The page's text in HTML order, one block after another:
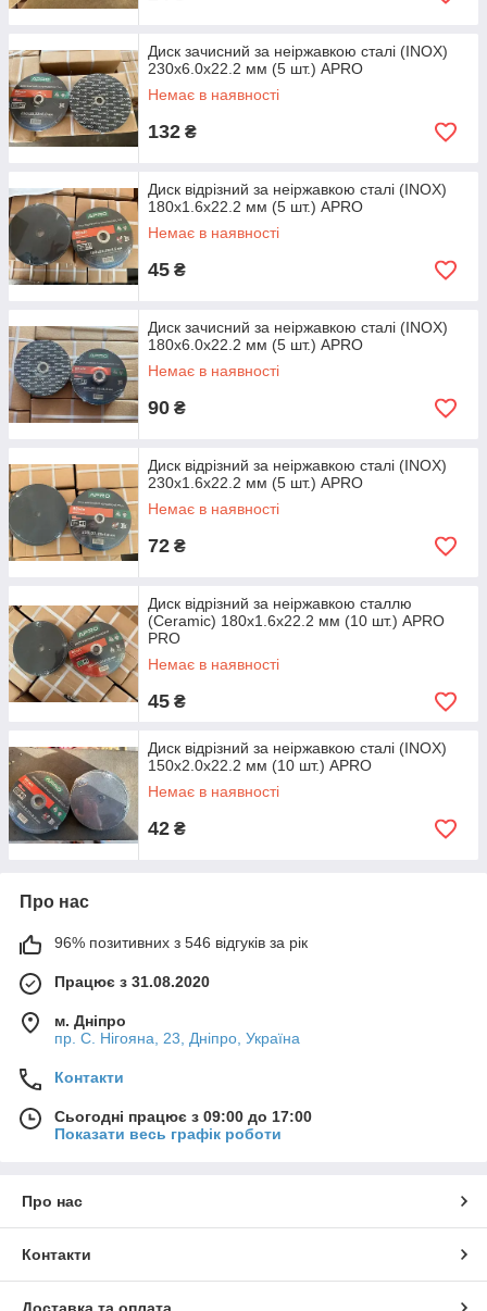
Диск зачисний за неіржавкою сталі (INOX)
230х6.0х22.2 мм (5 шт.) APRO
Немає в наявності
132 ₴
Диск відрізний за неіржавкою сталі (INOX)
180х1.6х22.2 мм (5 шт.) APRO
Немає в наявності
45 ₴
Диск зачисний за неіржавкою сталі (INOX)
180х6.0х22.2 мм (5 шт.) APRO
Немає в наявності
90 ₴
Диск відрізний за неіржавкою сталі (INOX)
230х1.6х22.2 мм (5 шт.) APRO
Немає в наявності
72 ₴
Диск відрізний за неіржавкою сталлю
(Ceramic) 180х1.6х22.2 мм (10 шт.) APRO
PRO
Немає в наявності
45 ₴
Диск відрізний за неіржавкою сталі (INOX)
150х2.0х22.2 мм (10 шт.) APRO
Немає в наявності
42 ₴
Про нас
96% позитивних з 546 відгуків за рік
Працює з 31.08.2020
м. Дніпро
пр. С. Нігояна, 23, Дніпро, Україна
Контакти
Сьогодні працює з 09:00 до 17:00
Показати весь графік роботи
Про нас
Контакти